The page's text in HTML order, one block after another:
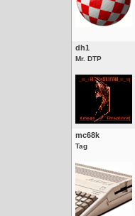
dh1
Mr. DTP
mc68k
Tag